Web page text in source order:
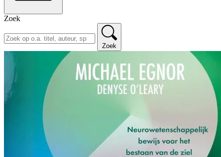
Zoek
Zoek